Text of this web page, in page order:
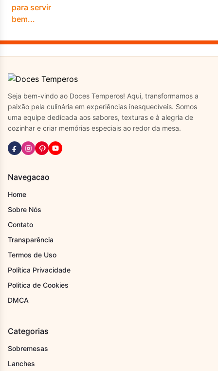
Seja bem-vindo ao Doces Temperos! Aqui, transformamos a
paixão pela culinária em experiências inesquecíveis. Somos
uma equipe dedicada aos sabores, texturas e à alegria de
cozinhar e criar memórias especiais ao redor da mesa.
Navegacao
Home
Sobre Nós
Contato
Transparência
Termos de Uso
Política Privacidade
Politica de Cookies
DMCA
Categorias
Sobremesas
Lanches